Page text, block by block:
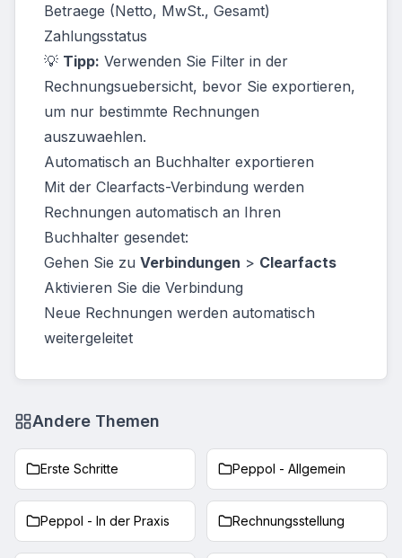
Betraege (Netto, MwSt., Gesamt)
Zahlungsstatus
💡 Tipp: Verwenden Sie Filter in der
Rechnungsuebersicht, bevor Sie exportieren,
um nur bestimmte Rechnungen
auszuwaehlen.
Automatisch an Buchhalter exportieren
Mit der Clearfacts-Verbindung werden
Rechnungen automatisch an Ihren
Buchhalter gesendet:
Gehen Sie zu Verbindungen > Clearfacts
Aktivieren Sie die Verbindung
Neue Rechnungen werden automatisch
weitergeleitet
Andere Themen
Erste Schritte Peppol - Allgemein
Peppol - In der Praxis Rechnungsstellung